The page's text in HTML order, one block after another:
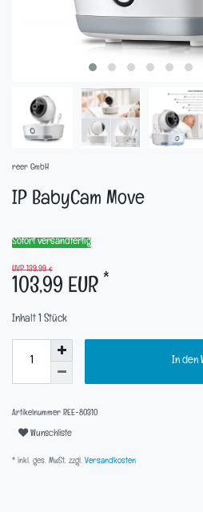
reer GmbH
IP BabyCam Move
Sofort versandfertig
UVP 139,99 €
103,99 EUR
*
Inhalt Stück
In den
Artikelnummer REE-80310
Wunschliste
* inkl. ges. MwSt. zzgl. Versandkosten